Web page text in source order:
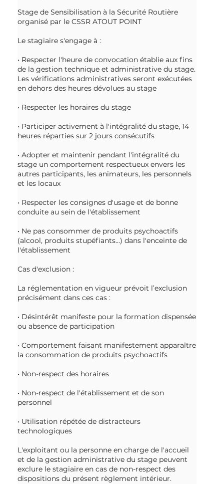
Stage de Sensibilisation à la Sécurité Routière
organisé par le CSSR ATOUT POINT
Le stagiaire s'engage à :
• Respecter l'heure de convocation établie aux fins
de la gestion technique et administrative du stage.
Les vérifications administratives seront exécutées
en dehors des heures dévolues au stage
• Respecter les horaires du stage
• Participer activement à l'intégralité du stage, 14
heures réparties sur 2 jours consécutifs
• Adopter et maintenir pendant l'intégralité du
stage un comportement respectueux envers les
autres participants, les animateurs, les personnels
et les locaux
• Respecter les consignes d'usage et de bonne
conduite au sein de l'établissement
• Ne pas consommer de produits psychoactifs
(alcool, produits stupéfiants...) dans l'enceinte de
l'établissement
Cas d'exclusion :
La réglementation en vigueur prévoit l’exclusion
précisément dans ces cas :
• Désintérêt manifeste pour la formation dispensée
ou absence de participation
• Comportement faisant manifestement apparaître
la consommation de produits psychoactifs
• Non-respect des horaires
• Non-respect de l'établissement et de son
personnel
• Utilisation répétée de distracteurs
technologiques
L'exploitant ou la personne en charge de l'accueil
et de la gestion administrative du stage peuvent
exclure le stagiaire en cas de non-respect des
dispositions du présent règlement intérieur.